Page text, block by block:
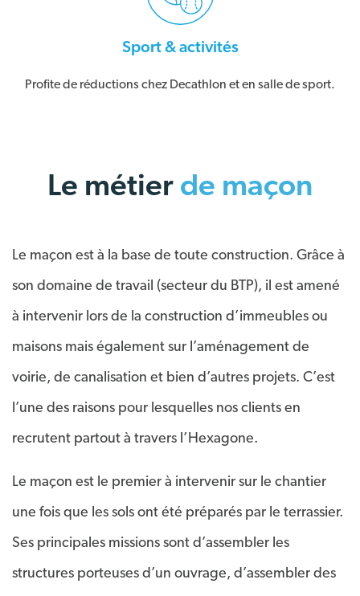
Sport & activités
Profite de réductions chez Decathlon et en salle de sport.
Le métier de maçon
Le maçon est à la base de toute construction. Grâce à
son domaine de travail (secteur du BTP), il est amené
à intervenir lors de la construction d’immeubles ou
maisons mais également sur l’aménagement de
voirie, de canalisation et bien d’autres projets. C’est
l’une des raisons pour lesquelles nos clients en
recrutent partout à travers l’Hexagone.
Le maçon est le premier à intervenir sur le chantier
une fois que les sols ont été préparés par le terrassier.
Ses principales missions sont d’assembler les
structures porteuses d’un ouvrage, d’assembler des